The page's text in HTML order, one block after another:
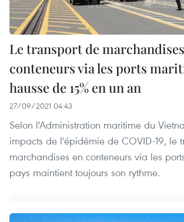
Le transport de
conteneurs via les ports
hausse de 15% en un an
27/09/2021 04:43
Selon l'Administration maritime du
impacts de l'épidémie de COVID-19, le
marchandises en conteneurs via les
pays maintient toujours son rythme.